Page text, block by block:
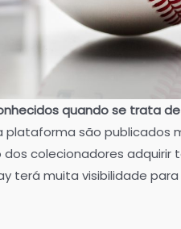
quando se trata de
plataforma são publicados
colecionadores adquirir
terá muita visibilidade